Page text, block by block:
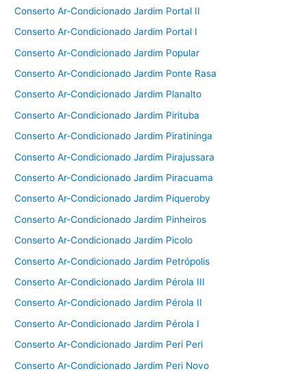
Conserto Ar-Condicionado Jardim Portal II
Conserto Ar-Condicionado Jardim Portal I
Conserto Ar-Condicionado Jardim Popular
Conserto Ar-Condicionado Jardim Ponte Rasa
Conserto Ar-Condicionado Jardim Planalto
Conserto Ar-Condicionado Jardim Pirituba
Conserto Ar-Condicionado Jardim Piratininga
Conserto Ar-Condicionado Jardim Pirajussara
Conserto Ar-Condicionado Jardim Piracuama
Conserto Ar-Condicionado Jardim Piqueroby
Conserto Ar-Condicionado Jardim Pinheiros
Conserto Ar-Condicionado Jardim Picolo
Conserto Ar-Condicionado Jardim Petrópolis
Conserto Ar-Condicionado Jardim Pérola III
Conserto Ar-Condicionado Jardim Pérola II
Conserto Ar-Condicionado Jardim Pérola I
Conserto Ar-Condicionado Jardim Peri Peri
Conserto Ar-Condicionado Jardim Peri Novo